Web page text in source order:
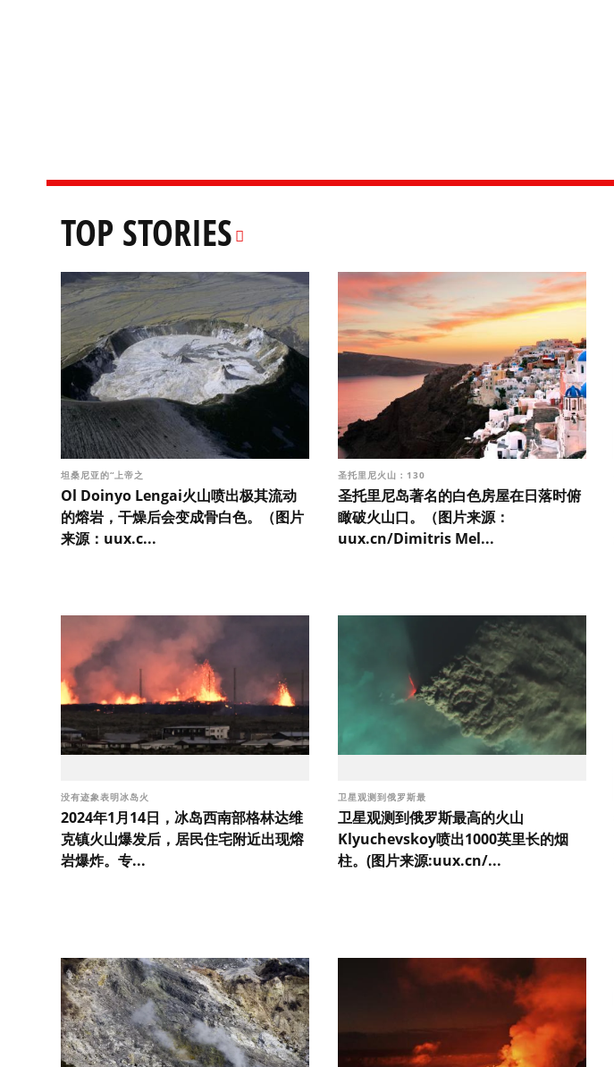
TOP STORIES
坦桑尼亚的“上帝之
Ol Doinyo Lengai火山喷出极其流动
的熔岩，干燥后会变成骨白色。（图片
来源：uux.c...
圣托里尼火山：130
圣托里尼岛著名的白色房屋在日落时俯
瞰破火山口。（图片来源：
uux.cn/Dimitris Mel...
没有迹象表明冰岛火
2024年1月14日，冰岛西南部格林达维
克镇火山爆发后，居民住宅附近出现熔
岩爆炸。专...
卫星观测到俄罗斯最
卫星观测到俄罗斯最高的火山
Klyuchevskoy喷出1000英里长的烟
柱。(图片来源:uux.cn/...